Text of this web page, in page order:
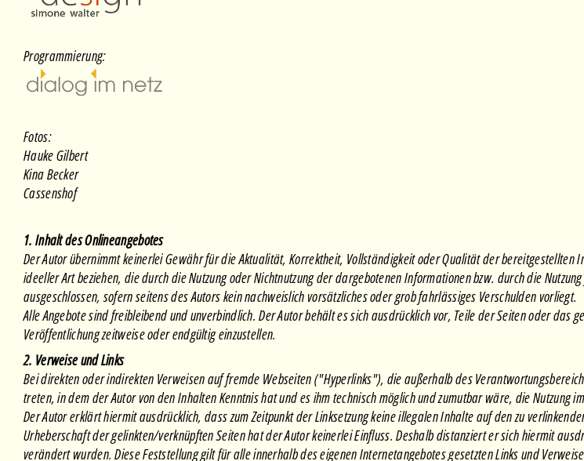
Programmierung:
Fotos:
Hauke Gilbert
Kina Becker
Cassenshof
1. Inhalt des Onlineangebotes
Der Autor übernimmt keinerlei Gewähr für die Aktualität, Korrektheit, Vollständigkeit oder Qualität der
ideeller Art beziehen, die durch die Nutzung oder Nichtnutzung der dargebotenen Informationen bzw. durch die
ausgeschlossen, sofern seitens des Autors kein nachweislich vorsätzliches oder grob fahrlässiges Verschulden vorliegt.
Alle Angebote sind freibleibend und unverbindlich. Der Autor behält es sich ausdrücklich vor, Teile der Seiten oder das
Veröffentlichung zeitweise oder endgültig einzustellen.
2. Verweise und Links
Bei direkten oder indirekten Verweisen auf fremde Webseiten ("Hyperlinks"), die außerhalb des
treten, in dem der Autor von den Inhalten Kenntnis hat und es ihm technisch möglich und zumutbar wäre, die Nutzung
Der Autor erklärt hiermit ausdrücklich, dass zum Zeitpunkt der Linksetzung keine illegalen Inhalte auf den zu
Urheberschaft der gelinkten/verknüpften Seiten hat der Autor keinerlei Einfluss. Deshalb distanziert er sich hiermit
verändert wurden. Diese Feststellung gilt für alle innerhalb des eigenen Internetangebotes gesetzten Links und